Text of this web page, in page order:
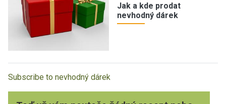
Jak a kde prodat
nevhodný dárek
Subscribe to nevhodný dárek